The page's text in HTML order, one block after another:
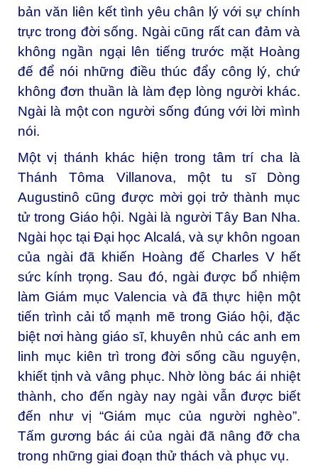
bản văn liên kết tình yêu chân lý với sự chính
trực trong đời sống. Ngài cũng rất can đảm và
không ngần ngại lên tiếng trước mặt Hoàng
đế để nói những điều thúc đẩy công lý, chứ
không đơn thuần là làm đẹp lòng người khác.
Ngài là một con người sống đúng với lời mình
nói.
Một vị thánh khác hiện trong tâm trí cha là
Thánh Tôma Villanova, một tu sĩ Dòng
Augustinô cũng được mời gọi trở thành mục
tử trong Giáo hội. Ngài là người Tây Ban Nha.
Ngài học tại Đại học Alcalá, và sự khôn ngoan
của ngài đã khiến Hoàng đế Charles V hết
sức kính trọng. Sau đó, ngài được bổ nhiệm
làm Giám mục Valencia và đã thực hiện một
tiến trình cải tổ mạnh mẽ trong Giáo hội, đặc
biệt nơi hàng giáo sĩ, khuyên nhủ các anh em
linh mục kiên trì trong đời sống cầu nguyện,
khiết tịnh và vâng phục. Nhờ lòng bác ái nhiệt
thành, cho đến ngày nay ngài vẫn được biết
đến như vị “Giám mục của người nghèo”.
Tấm gương bác ái của ngài đã nâng đỡ cha
trong những giai đoạn thử thách và phục vụ.